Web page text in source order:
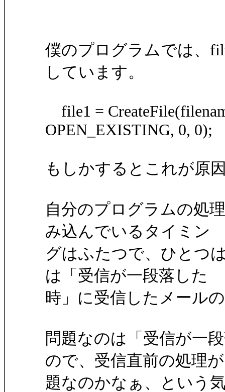
僕のプログラムでは、
しています。
file1 =
OPEN_EXISTING, 0, 0);
もしかするとこれが原
自分のプログラムの処
み込んでいるタイミン
グはふたつで、ひとつ
は「受信が一段落した
時」に受信したメール
問題なのは「受信が一
ので、受信直前の処理
題なのかなぁ、という